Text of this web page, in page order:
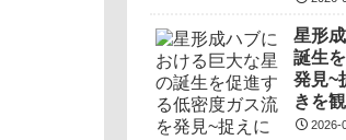
星形
誕生
発見~
きを
ロセ2026-